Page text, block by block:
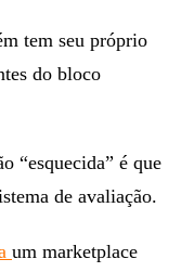
tem seu próprio
do bloco
“esquecida” é que
de avaliação.
um marketplace